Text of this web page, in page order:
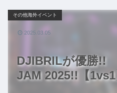
DJIBRILが優勝!!
JAM 2025!!【1vs1
その他海外イベント
2025.03.05